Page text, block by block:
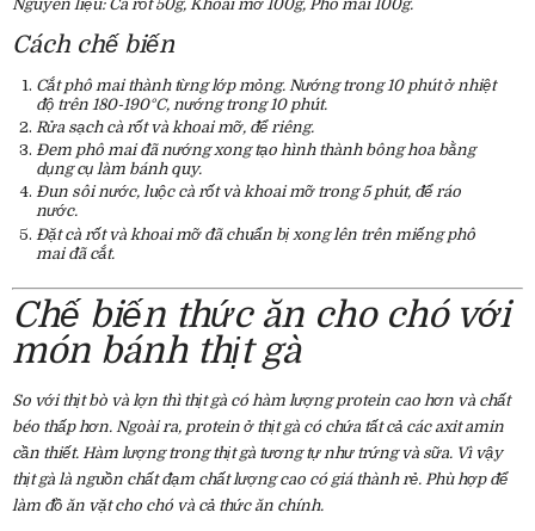
Nguyên liệu: Cà rốt 50g, Khoai mỡ 100g, Phô mai 100g.
Cách chế biến
Cắt phô mai thành từng lớp mỏng. Nướng trong 10 phút ở nhiệt
độ trên 180-190°C, nướng trong 10 phút.
Rửa sạch cà rốt và khoai mỡ, để riêng.
Đem phô mai đã nướng xong tạo hình thành bông hoa bằng
dụng cụ làm bánh quy.
Đun sôi nước, luộc cà rốt và khoai mỡ trong 5 phút, để ráo
nước.
Đặt cà rốt và khoai mỡ đã chuẩn bị xong lên trên miếng phô
mai đã cắt.
Chế biến thức ăn cho chó với
món bánh thịt gà
So với thịt bò và lợn thì thịt gà có hàm lượng protein cao hơn và chất
béo thấp hơn. Ngoài ra, protein ở thịt gà có chứa tất cả các axit amin
cần thiết. Hàm lượng trong thịt gà tương tự như trứng và sữa. Vì vậy
thịt gà là nguồn chất đạm chất lượng cao có giá thành rẻ. Phù hợp để
làm đồ ăn vặt cho chó và cả thức ăn chính.